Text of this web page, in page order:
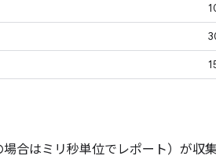
合はミリ秒単位でレポート）が収